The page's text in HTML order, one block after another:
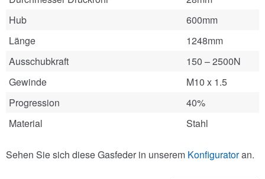
Hub
600mm
Länge
1248mm
Ausschubkraft
150 – 2500N
Gewinde
M10 x 1.5
Progression
40%
Material
Stahl
Sehen Sie sich diese Gasfeder in unserem Konfiguratoran.